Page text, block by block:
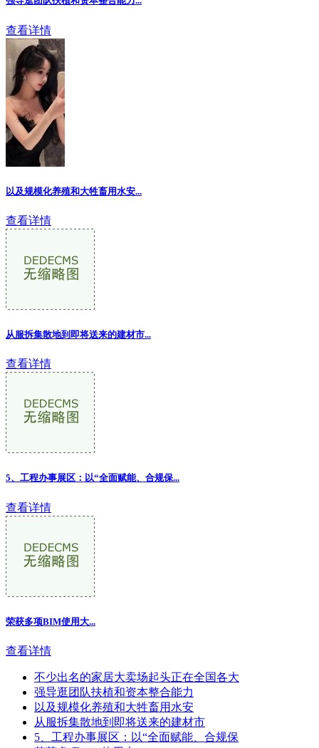
查看详情
以及规模化养殖和大牲畜用水安...
查看详情
从服拆集散地到即将送来的建材市...
查看详情
5、工程办事展区：以“全面赋能、合规保...
查看详情
荣获多项BIM使用大...
查看详情
不少出名的家居大卖场起头正在全国各大
强导逛团队扶植和资本整合能力
以及规模化养殖和大牲畜用水安
从服拆集散地到即将送来的建材市
5、工程办事展区：以“全面赋能、合规保